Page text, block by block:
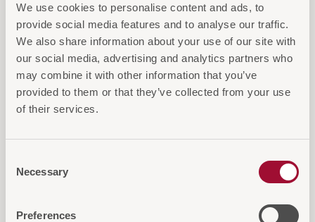
We use cookies to personalise content and ads, to
provide social media features and to analyse our traffic.
We also share information about your use of our site with
our social media, advertising and analytics partners who
may combine it with other information that you’ve
provided to them or that they’ve collected from your use
of their services.
Selection
Necessary
Preferences
IN DEN WARENKORB
AUF DIE ANFRAGELISTE
Diese Artikel könnten Sie auch